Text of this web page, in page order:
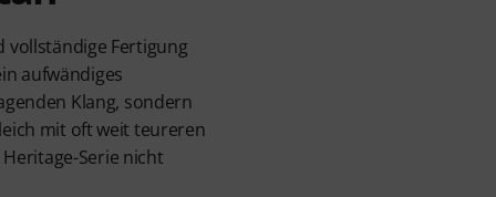
vollständige Fertigung
aufwändiges
Klang, sondern
mit oft weit teureren
Serie nicht